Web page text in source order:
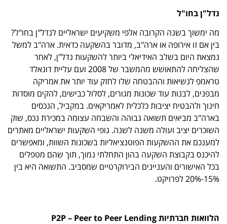
נדל"ן בחו"ל
מה ימשוך בשנה הקרובה אלפי משקיעים ישראליים לנדל"ן בחו"ל?
בין אם זו אירופה או ארה"ב, מדובר בהשקעה כדאית. ארה"ב למשל
נמצאת היום בשלב האידיאלי ביותר להשקעות נדל"ן, לאחר
שהצליחה להתאושש מהמשבר של 2008 ועם עליית דונאלד
טראמפ לנשיאות וההבטחה שלו לחזק עוד יותר את אמריקה
מבפנים, לבנות עוד שכונות מגורים, לסלול כבישים, להקים מוסדות
חינוך ולהבטיח יציבות כלכלית לאמריקאים. במקביל, הנכסים
בארה"ב מביאים תשואה גבוהה והשבחה עצומה במכירת נכס, שוק
השוכרים יציב ועולה משנה לשנה. גופי השקעות ישראליים מאתרים
למענכם את ההשקעות הפוטנציאליות בשכונות השוות, ומאפשרים
להיכנס בקבוצת השקעה בהון התחלתי נמוך, תוך שהם מטפלים
בכל האישורים והעניינים הבירוקרטיים שמסביב. התשואה היא בין
15%-20% לפרויקט.
הלוואות חברתיות P2P – Peer to Peer Lending